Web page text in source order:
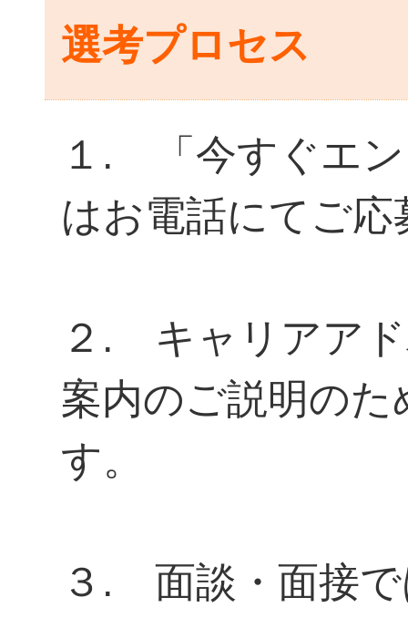
選考プロセス
１. 「今すぐエ
はお電話にてご
２. キャリアア
案内のご説明の
す。
３. 面談・面接